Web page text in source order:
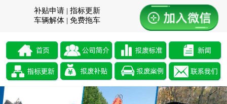
补贴申请 | 指标更新
车辆解体 | 免费拖车